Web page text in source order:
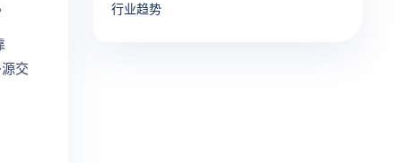
交
行业趋势